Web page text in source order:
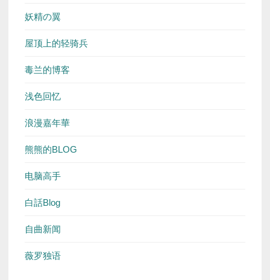
妖精の翼
屋顶上的轻骑兵
毒兰的博客
浅色回忆
浪漫嘉年華
熊熊的BLOG
电脑高手
白話Blog
自曲新闻
薇罗独语